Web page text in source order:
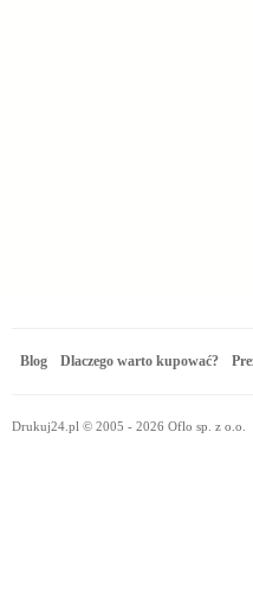
Blog Dlaczego warto kupować?
Drukuj24.pl © 2005 - 2026 Oflo sp. z o.o.